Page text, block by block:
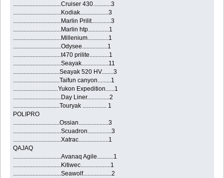
................................Cruiser 430............3
................................Kodiak...................3
................................Marlin Prilit.............3
................................Marlin htp..............1
................................Millenium..............1
................................Odysee.................1
................................t470 prilite.............1
................................Seayak..................11
...............................Seayak 520 HV........3
...............................Taifun canyon.........1
..............................Yukon Expedition......1
................................Day Liner...............2
...............................Touryak ................ 1
POLIPRO
...............................Ossian....................3
................................Scuadron................3
................................Xatrac....................1
QAJAQ
................................Avanaq Agile...........1
................................Kitiwec....................1
................................Seawolf...................2